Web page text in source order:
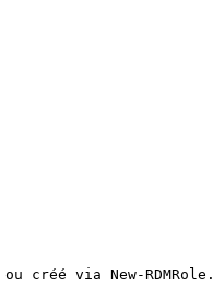
créé via New-RDMRole.